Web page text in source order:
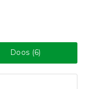
Doos (6)